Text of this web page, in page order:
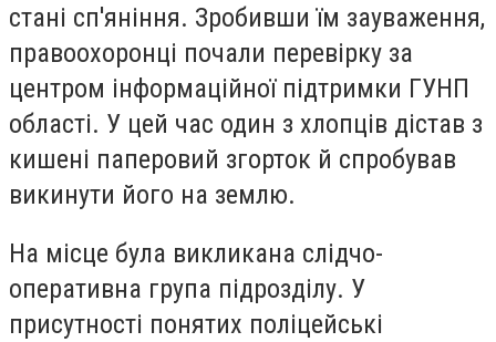
стані сп'яніння. Зробивши їм зауваження,
правоохоронці почали перевірку за
центром інформаційної підтримки ГУНП
області. У цей час один з хлопців дістав з
кишені паперовий згорток й спробував
викинути його на землю.
На місце була викликана слідчо-
оперативна група підрозділу. У
присутності понятих поліцейські